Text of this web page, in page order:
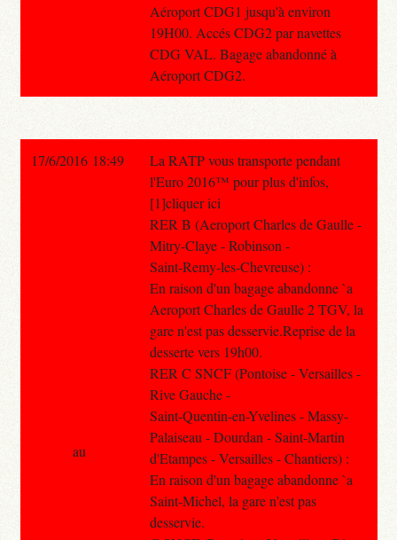
Aéroport CDG1 jusqu'à environ
19H00. Accés CDG2 par navettes
CDG VAL. Bagage abandonné à
Aéroport CDG2.
17/6/2016 18:49
La RATP vous transporte pendant
l'Euro 2016™ pour plus d'infos,
[1]cliquer ici
RER B (Aeroport Charles de Gaulle -
Mitry-Claye - Robinson -
Saint-Remy-les-Chevreuse) :
En raison d'un bagage abandonne `a
Aeroport Charles de Gaulle 2 TGV, la
gare n'est pas desservie.Reprise de la
desserte vers 19h00.
RER C SNCF (Pontoise - Versailles -
Rive Gauche -
Saint-Quentin-en-Yvelines - Massy-
Palaiseau - Dourdan - Saint-Martin
d'Etampes - Versailles - Chantiers) :
En raison d'un bagage abandonne `a
Saint-Michel, la gare n'est pas
desservie.
au